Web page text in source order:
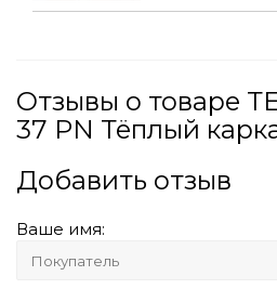
Отзывы о товаре
37 PN Тёплый
Добавить отзыв
Ваше имя: